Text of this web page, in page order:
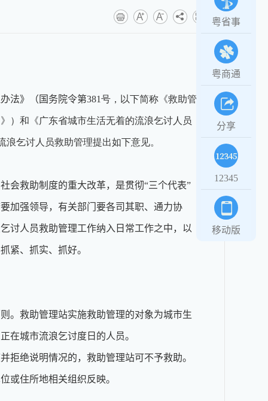
法》（国务院令第381号，以下简称《救助管
）和《广东省城市生活无着的流浪乞讨人员
乞讨人员救助管理提出如下意见。
会救助制度的重大改革，是贯彻“三个代表”
加强领导，有关部门要各司其职、通力协
讨人员救助管理工作纳入日常工作之中，以
紧、抓实、抓好。
。救助管理站实施救助管理的对象为城市生
在城市流浪乞讨度日的人员。
拒绝说明情况的，救助管理站可不予救助。
或住所地相关组织反映。
粤省事
粤商通
分享
12345
移动版